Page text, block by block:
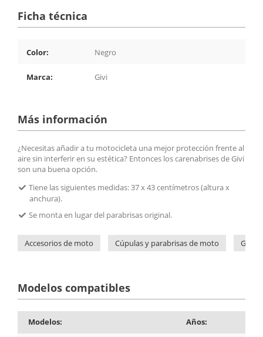
Ficha técnica
Color: Negro
Marca: Givi
Más información
¿Necesitas añadir a tu motocicleta una mejor protección frente al
aire sin interferir en su estética? Entonces los carenabrises de Givi
son una buena opción.
Tiene las siguientes medidas: 37 x 43 centímetros (altura x
anchura).
Se monta en lugar del parabrisas original.
Accesorios de moto Cúpulas y parabrisas de moto Givi
Modelos compatibles
Modelos: Años: